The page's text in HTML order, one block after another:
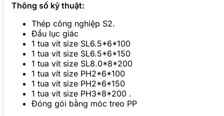
Thông số kỹ thuật:
Thép công nghiệp S2.
Đầu lục giác
1 tua vít size SL6.5*6*100
1 tua vít size SL6.5*6*150
1 tua vít size SL8.0*8*200
1 tua vít size PH2*6*100
1 tua vít size PH2*6*150
1 tua vít size PH3*8*200 .
Đóng gói bằng móc treo PP